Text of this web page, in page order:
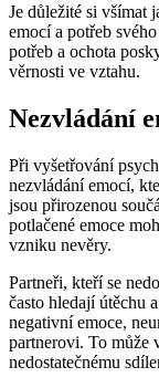
Je důležité si všímat
emocí a potřeb
potřeb a ochota
věrnosti ve vztahu.
Nezvládání
Při vyšetřování
nezvládání emocí,
jsou přirozenou
potlačené emoce
vzniku nevěry.
Partneři, kteří se
často hledají útěchu
negativní emoce,
partnerovi. To může
nedostatečnému